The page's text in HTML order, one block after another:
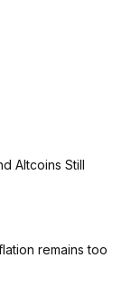
Altcoins Still
remains too